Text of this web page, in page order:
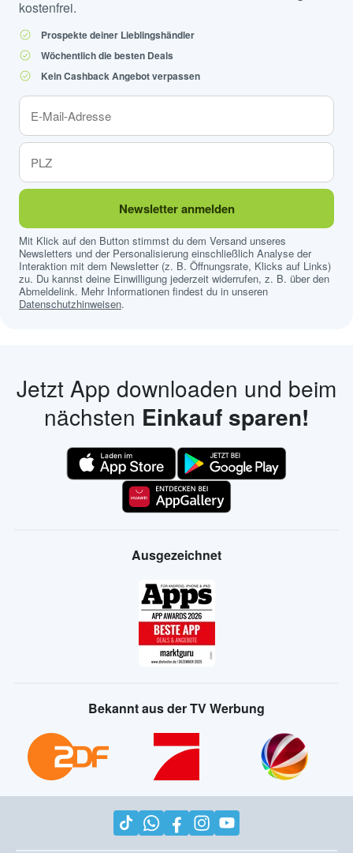
kostenfrei.
Prospekte deiner Lieblingshändler
Wöchentlich die besten Deals
Kein Cashback Angebot verpassen
Newsletter anmelden
Mit Klick auf den Button stimmst du dem Versand unseres
Newsletters und der Personalisierung einschließlich Analyse der
Interaktion mit dem Newsletter (z. B. Öffnungsrate, Klicks auf Links)
zu. Du kannst deine Einwilligung jederzeit widerrufen, z. B. über den
Abmeldelink. Mehr Informationen findest du in unseren
Datenschutzhinweisen.
Jetzt App downloaden und beim
nächsten Einkauf sparen!
Ausgezeichnet
Bekannt aus der TV Werbung